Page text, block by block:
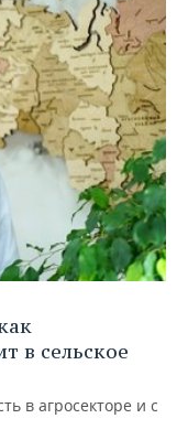
в сельское
в агросекторе и с